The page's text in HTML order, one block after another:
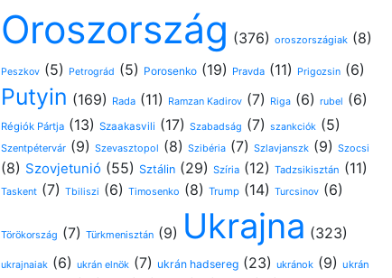
Oroszország (376) oroszországiak (8)
Peszkov (5) Petrográd (5) Porosenko (19) Pravda (11) Prigozsin (6)
Putyin (169) Rada (11) Ramzan Kadirov (7) Riga (6) rubel (6)
Régiók Pártja (13) Szaakasvili (17) Szabadság (7) szankciók (5)
Szentpétervár (9) Szevasztopol (8) Szibéria (7) Szlavjanszk (9) Szocsi
(8) Szovjetunió (55) Sztálin (29) Szíria (12) Tadzsikisztán (11)
Taskent (7) Tbiliszi (6) Timosenko (8) Trump (14) Turcsinov (6)
Törökország (7) Türkmenisztán (9) Ukrajna (323)
ukrajnaiak (6) ukrán elnök (7) ukrán hadsereg (23) ukránok (9) ukrán